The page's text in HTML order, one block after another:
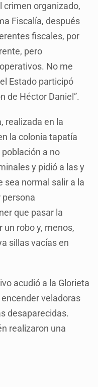
crimen organizado,
Fiscalía, después
fiscales, por
pero
No me
Estado participó
de Héctor Daniel”.
realizada en la
la colonia tapatía
a no
y pidió a las y
sea normal salir a la
persona
que pasar la
robo y, menos,
sillas vacías en
acudió a la Glorieta
veladoras
desaparecidas.
realizaron una